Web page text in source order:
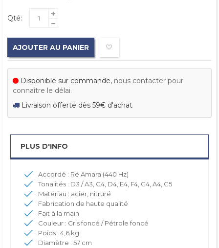
Qté:
AJOUTER AU PANIER
Disponible sur commande, nous contacter pour
connaître le délai.
Livraison offerte dès 59€ d'achat
PLUS D'INFO
Accordé : Ré Amara (440 Hz)
Tonalités : D3 / A3, C4, D4, E4, F4, G4, A4, C5
Matériau : acier, nitruré
Fabrication de haute qualité
Fait à la main
Couleur : Gris foncé / Pétrole foncé
Poids : 4,6 kg
Diamètre : 57 cm